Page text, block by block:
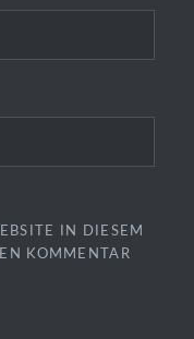
IN DIESEM
KOMMENTAR